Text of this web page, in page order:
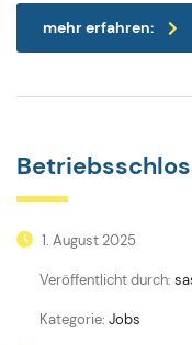
mehr erfahren:
1. August 2025
Veröffentlicht durch:
Kategorie: Jobs